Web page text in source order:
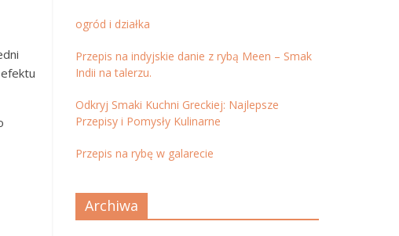
ogród i działka
Przepis na indyjskie danie z rybą Meen – Smak
Indii na talerzu.
Odkryj Smaki Kuchni Greckiej: Najlepsze
Przepisy i Pomysły Kulinarne
Przepis na rybę w galarecie
Archiwa